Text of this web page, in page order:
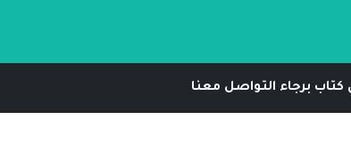
برجاء التواصل معنا